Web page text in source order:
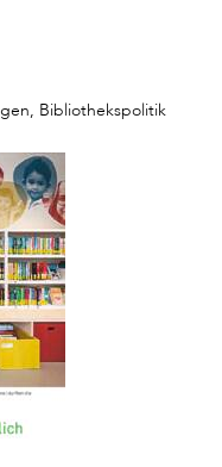
Bibliothekspolitik